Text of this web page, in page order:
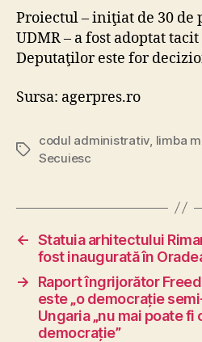
Proiectul – iniţiat de 30
UDMR – a fost adoptat
Deputaţilor este for
Sursa: agerpres.ro
Tags
codul administrativ limba
Secuiesc
← Statuia arhitectului
fost inaugurată în
→
Raport îngrijorător
este „o democrație
Ungaria „nu mai poate
democrație”